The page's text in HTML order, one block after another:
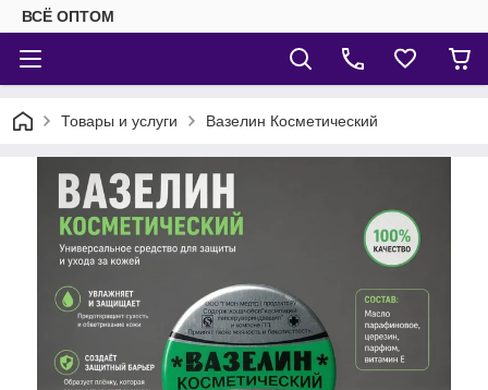
ВСЁ ОПТОМ
Товары и услуги Вазелин Косметический